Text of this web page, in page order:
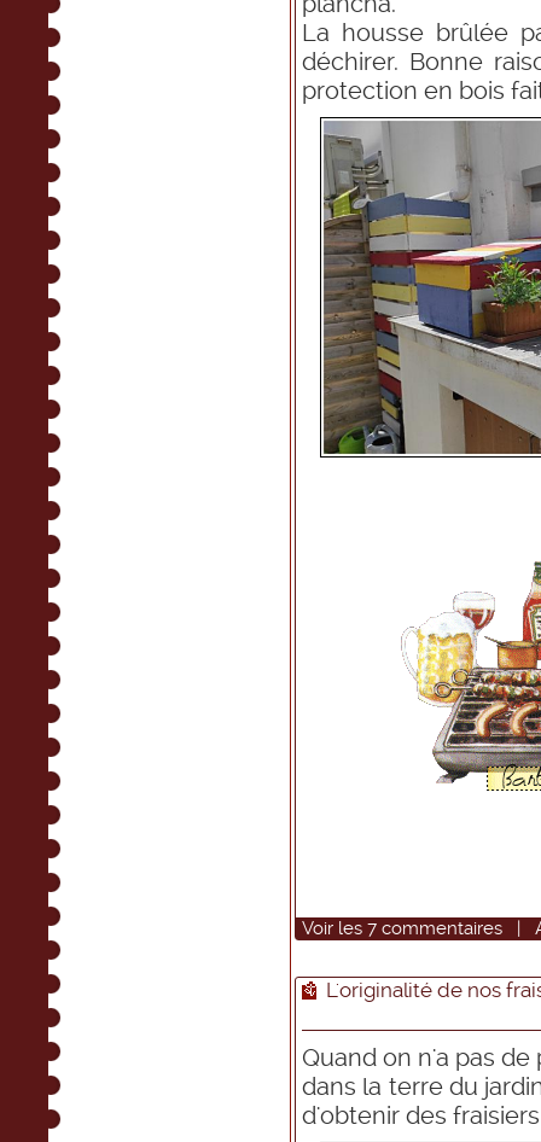
La housse brûlée
déchirer. Bonne
protection en bois
Voir les 7 commentaires
L'originalité de nos
Quand on n'a pas
dans la terre du
d'obtenir des